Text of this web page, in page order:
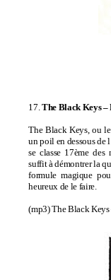
17.The Black Keys –
The Black Keys, ou
un poil en dessous de
se classe 17ème des
suffit à démontrer la
formule magique
heureux de le faire.
(mp3)The Black